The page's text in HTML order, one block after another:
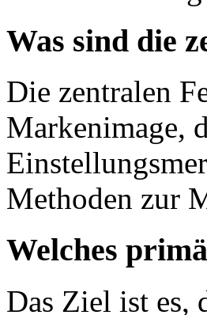
Was sind die
Die zentralen
Markenimage,
Methoden zur
Welches
Das Ziel ist es,